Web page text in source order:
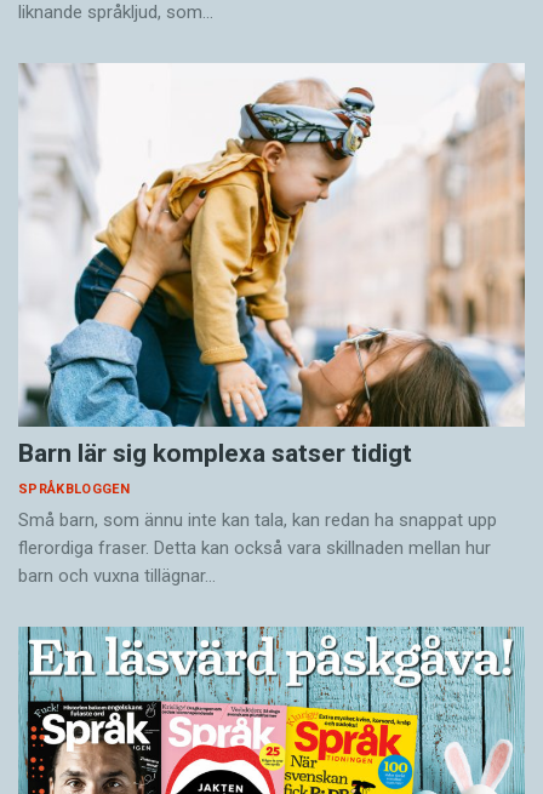
liknande språkljud, som…
Barn lär sig komplexa satser tidigt
SPRÅKBLOGGEN
Små barn, som ännu inte kan tala, kan redan ha snappat upp
flerordiga fraser. Detta kan också vara skillnaden mellan hur
barn och vuxna tillägnar…